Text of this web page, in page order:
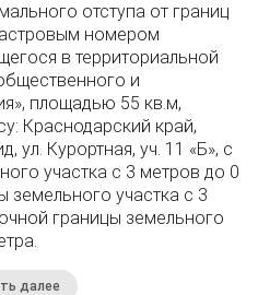
отступа от границ
номером
в территориальной
и
площадью 55 кв.м,
Краснодарский край,
ул. Курортная, уч. 11 «Б», с
участка с 3 метров до 0
земельного участка с 3
границы земельного
далее